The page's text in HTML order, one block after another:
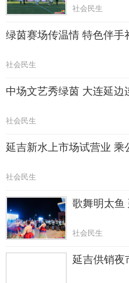
社会民生
绿茵赛场传温情 特色伴手
社会民生
中场文艺秀绿茵 大连延边
社会民生
延吉新水上市场试营业 乘
社会民生
歌舞明太鱼
社会民生
延吉供销夜